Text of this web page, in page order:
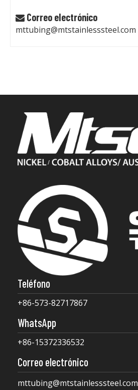
 Correo electrónico
mttubing@mtstainlesssteel.com
Teléfono
+86-573-82717867
WhatsApp
+86-15372336532
Correo electrónico
mttubing@mtstainlesssteel.com